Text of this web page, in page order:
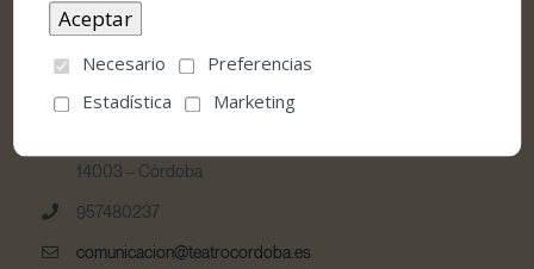
14003 – Córdoba
957480237
comunicacion@teatrocordoba.es
Necesario
Preferencias
Estadística
Marketing